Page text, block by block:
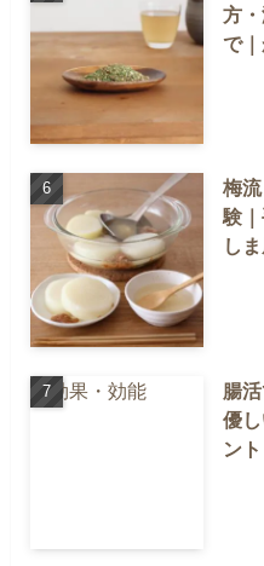
方
で
梅
験
し
腸
優
ン